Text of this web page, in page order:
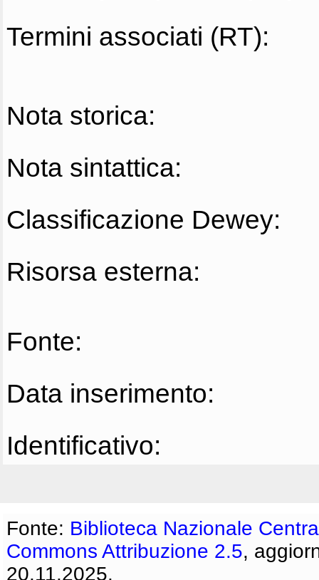
Termini associati (RT):
Nota storica:
Nota sintattica:
Classificazione Dewey:
Risorsa esterna:
Fonte:
Data inserimento:
Identificativo:
Fonte: Biblioteca Nazionale
Commons Attribuzione 2.5,
20.11.2025.